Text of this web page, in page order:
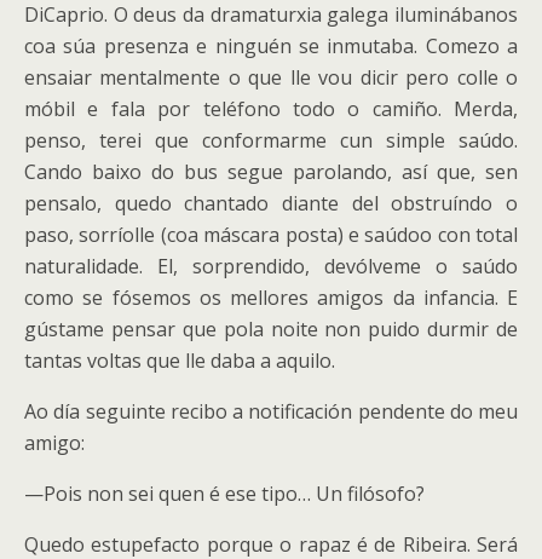
DiCaprio. O deus da dramaturxia galega iluminábanos
coa súa presenza e ninguén se inmutaba. Comezo a
ensaiar mentalmente o que lle vou dicir pero colle o
móbil e fala por teléfono todo o camiño. Merda,
penso, terei que conformarme cun simple saúdo.
Cando baixo do bus segue parolando, así que, sen
pensalo, quedo chantado diante del obstruíndo o
paso, sorríolle (coa máscara posta) e saúdoo con total
naturalidade. El, sorprendido, devólveme o saúdo
como se fósemos os mellores amigos da infancia. E
gústame pensar que pola noite non puido durmir de
tantas voltas que lle daba a aquilo.
Ao día seguinte recibo a notificación pendente do meu
amigo:
—Pois non sei quen é ese tipo… Un filósofo?
Quedo estupefacto porque o rapaz é de Ribeira. Será